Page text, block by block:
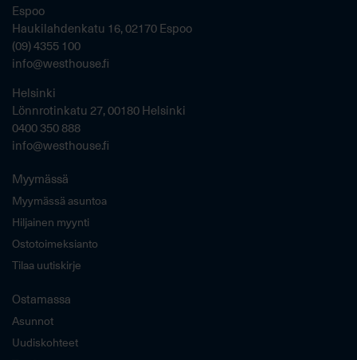
Espoo
Haukilahdenkatu 16, 02170 Espoo
(09) 4355 100
info@westhouse.fi
Helsinki
Lönnrotinkatu 27, 00180 Helsinki
0400 350 888
info@westhouse.fi
Myymässä
Myymässä asuntoa
Hiljainen myynti
Ostotoimeksianto
Tilaa uutiskirje
Ostamassa
Asunnot
Uudiskohteet